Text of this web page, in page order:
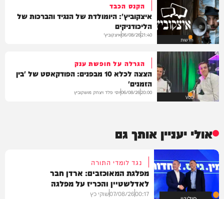
חדשות
הקנס הכבד
איצקוביץ': היומולדת של הנגיד והברכות של
הליכודניקים
21:40
06/08/26איצקוביץ'
VOD
הגרלה על חופשת ענק
הצצה לכלא 10 מבפנים: הפודקאסט של 'בין
הזמנים'
20:00
06/08/26יוסי פלד ויצחק מושקוביץ
אולי יעניין אותך גם
נגד לומדי התורה
מפלגת המאוכזבים: ארדן חבר
לאדלשטיין והכריז על מפלגה
00:17
07/08/26שוקי כץ